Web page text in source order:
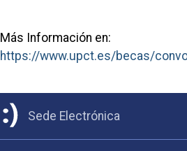
Más Información en:
https://www.upct.es/becas/
Sede Electrónica